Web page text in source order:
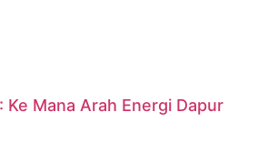
Ke Mana Arah Energi Dapur